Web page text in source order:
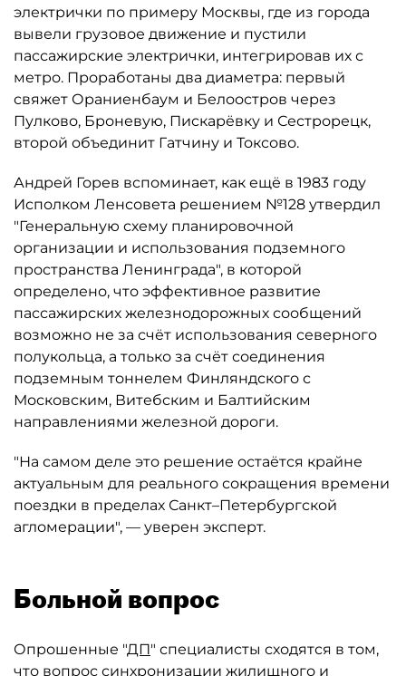
электрички по примеру Москвы, где из города
вывели грузовое движение и пустили
пассажирские электрички, интегрировав их с
метро. Проработаны два диаметра: первый
свяжет Ораниенбаум и Белоостров через
Пулково, Броневую, Пискарёвку и Сестрорецк,
второй объединит Гатчину и Токсово.
Андрей Горев вспоминает, как ещё в 1983 году
Исполком Ленсовета решением №128 утвердил
"Генеральную схему планировочной
организации и использования подземного
пространства Ленинграда", в которой
определено, что эффективное развитие
пассажирских железнодорожных сообщений
возможно не за счёт использования северного
полукольца, а только за счёт соединения
подземным тоннелем Финляндского с
Московским, Витебским и Балтийским
направлениями железной дороги.
"На самом деле это решение остаётся крайне
актуальным для реального сокращения времени
поездки в пределах Санкт–Петербургской
агломерации", — уверен эксперт.
Больной вопрос
Опрошенные "ДП" специалисты сходятся в том,
что вопрос синхронизации жилищного и